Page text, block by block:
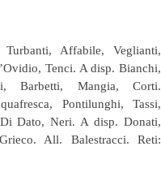
Turbanti, Affabile, Veglianti,
Tenci. A disp. Bianchi,
Barbetti, Mangia, Corti.
Pontilunghi, Tassi,
Dato, Neri. A disp. Donati,
All. Balestracci. Reti: